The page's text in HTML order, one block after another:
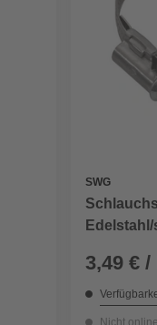
SWG
Edelstahl/
3,49 €